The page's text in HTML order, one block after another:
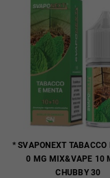
* SVAPONEXT TABACCO
0 MG MIX&VAPE 10
CHUBBY 30